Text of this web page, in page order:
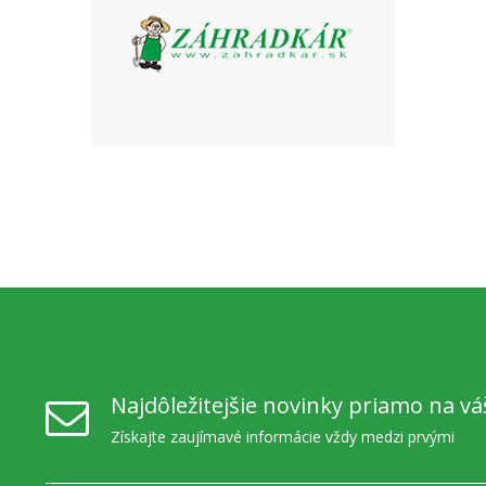
Najdôležitejšie novinky priamo na
Získajte zaujímavé informácie vždy medzi prvými